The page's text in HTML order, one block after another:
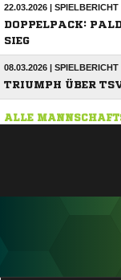
22.03.2026 | SPIELBERICHT
DOPPELPACK:
IEG
08.03.2026 | SPIELBERICHT
TRIUMPH ÜBER
ALLE